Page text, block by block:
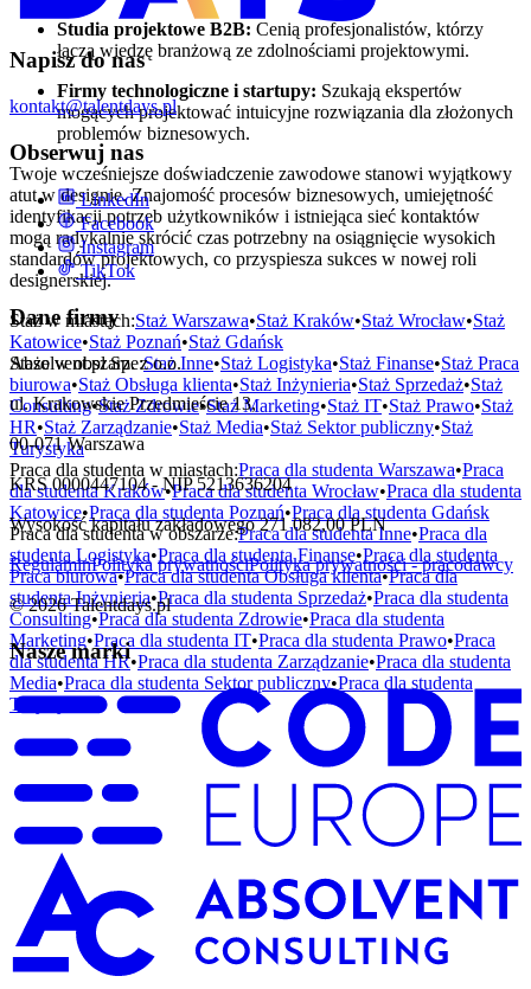
Studia projektowe B2B: Cenią profesjonalistów, którzy
łączą wiedzę branżową ze zdolnościami projektowymi.
Firmy technologiczne i startupy: Szukają ekspertów
mogących projektować intuicyjne rozwiązania dla złożonych
problemów biznesowych.
Twoje wcześniejsze doświadczenie zawodowe stanowi wyjątkowy
atut w designie. Znajomość procesów biznesowych, umiejętność
identyfikacji potrzeb użytkowników i istniejąca sieć kontaktów
mogą radykalnie skrócić czas potrzebny na osiągnięcie wysokich
standardów projektowych, co przyspiesza sukces w nowej roli
designerskiej.
Staż w miastach:Staż Warszawa•Staż Kraków•Staż Wrocław•Staż
Katowice•Staż Poznań•Staż Gdańsk
Staże w obszarze:StażInne•Staż Logistyka•Staż Finanse•Staż Praca
biurowa•Staż Obsługa klienta•Staż Inżynieria•Staż Sprzedaż•Staż
Consulting•StażZdrowie•StażMarketing•Staż IT•Staż Prawo•Staż
HR•Staż Zarządzanie•Staż Media•Staż Sektor publiczny•Staż
Turystyka
Praca dla studenta w miastach:Praca dla studenta Warszawa•Praca
dla studentaKraków•Praca dla studenta Wrocław•Praca dla studenta
Katowice•Praca dla studenta Poznań•Praca dla studenta Gdańsk
Praca dla studenta w obszarze:Praca dla studentaInne•Praca dla
studenta Logistyka•Praca dla studentaFinanse•Praca dla studenta
Praca biurowa•Praca dla studentaObsługa klienta•Praca dla
studentaInżynieria•Praca dla studenta Sprzedaż•Praca dla studenta
Consulting•Praca dla studenta Zdrowie•Praca dla studenta
Marketing•Praca dla studenta IT•Praca dla studenta Prawo•Praca
dla studentaHR•Praca dla studenta Zarządzanie•Praca dla studenta
Media•Praca dla studenta Sektor publiczny•Praca dla studenta
Turystyka
Napisz do nas
kontakt@talentdays.pl
Obserwuj nas
LinkedIn
Facebook
Instagram
TikTok
Dane firmy
Absolvent.pl Sp. z o.o.
ul. Krakowskie Przedmieście 13,
00-071 Warszawa
KRS 0000447104 - NIP 5213636204
Wysokość kapitału zakładowego 271 082,00 PLN
RegulaminPolityka prywatnościPolityka prywatności - pracodawcy
©2026Talentdays.pl
Nasze marki